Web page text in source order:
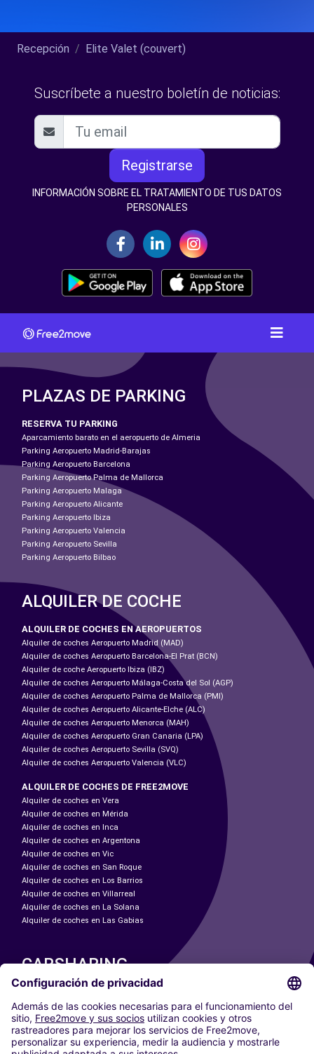
Recepción Elite Valet (couvert)
Suscríbete a nuestro boletín de noticias:
Registrarse
INFORMACIÓN SOBRE EL TRATAMIENTO DE TUS DATOS
PERSONALES
PLAZAS DE PARKING
RESERVA TU PARKING
Aparcamiento barato en el aeropuerto de Almeria
Parking Aeropuerto Madrid-Barajas
Parking Aeropuerto Barcelona
Parking Aeropuerto Palma de Mallorca
Parking Aeropuerto Malaga
Parking Aeropuerto Alicante
Parking Aeropuerto Ibiza
Parking Aeropuerto Valencia
Parking Aeropuerto Sevilla
Parking Aeropuerto Bilbao
ALQUILER DE COCHE
ALQUILER DE COCHES EN AEROPUERTOS
Alquiler de coches Aeropuerto Madrid (MAD)
Alquiler de coches Aeropuerto Barcelona-El Prat (BCN)
Alquiler de coche Aeropuerto Ibiza (IBZ)
Alquiler de coches Aeropuerto Málaga-Costa del Sol (AGP)
Alquiler de coches Aeropuerto Palma de Mallorca (PMI)
Alquiler de coches Aeropuerto Alicante-Elche (ALC)
Alquiler de coches Aeropuerto Menorca (MAH)
Alquiler de coches Aeropuerto Gran Canaria (LPA)
Alquiler de coches Aeropuerto Sevilla (SVQ)
Alquiler de coches Aeropuerto Valencia (VLC)
ALQUILER DE COCHES DE FREE2MOVE
Alquiler de coches en Vera
Alquiler de coches en Mérida
Alquiler de coches en Inca
Alquiler de coches en Argentona
Alquiler de coches en Vic
Alquiler de coches en San Roque
Alquiler de coches en Los Barrios
Alquiler de coches en Villarreal
Alquiler de coches en La Solana
Alquiler de coches en Las Gabias
CARSHARING
NUESTRAS CIUDADES
Paris
Madrid
Washington DC
Milán